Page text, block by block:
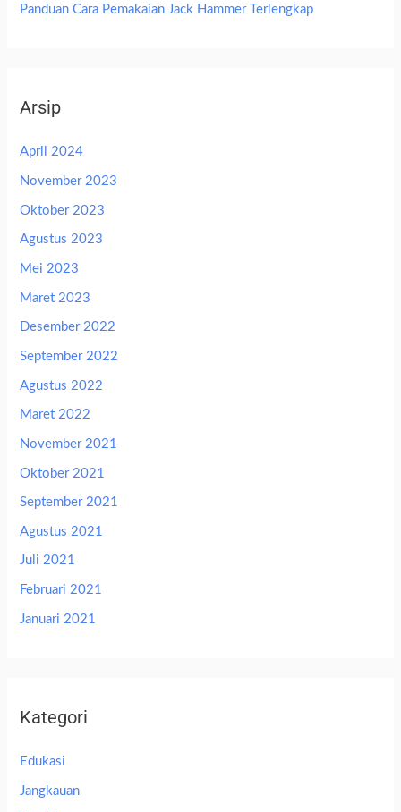
Panduan Cara Pemakaian Jack Hammer Terlengkap
Arsip
April 2024
November 2023
Oktober 2023
Agustus 2023
Mei 2023
Maret 2023
Desember 2022
September 2022
Agustus 2022
Maret 2022
November 2021
Oktober 2021
September 2021
Agustus 2021
Juli 2021
Februari 2021
Januari 2021
Kategori
Edukasi
Jangkauan